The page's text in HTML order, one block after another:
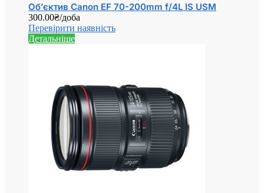
Об’єктив Canon EF 70-200mm f/4L IS USM
300.00₴/доба
Перевірити наявність
Детальніше